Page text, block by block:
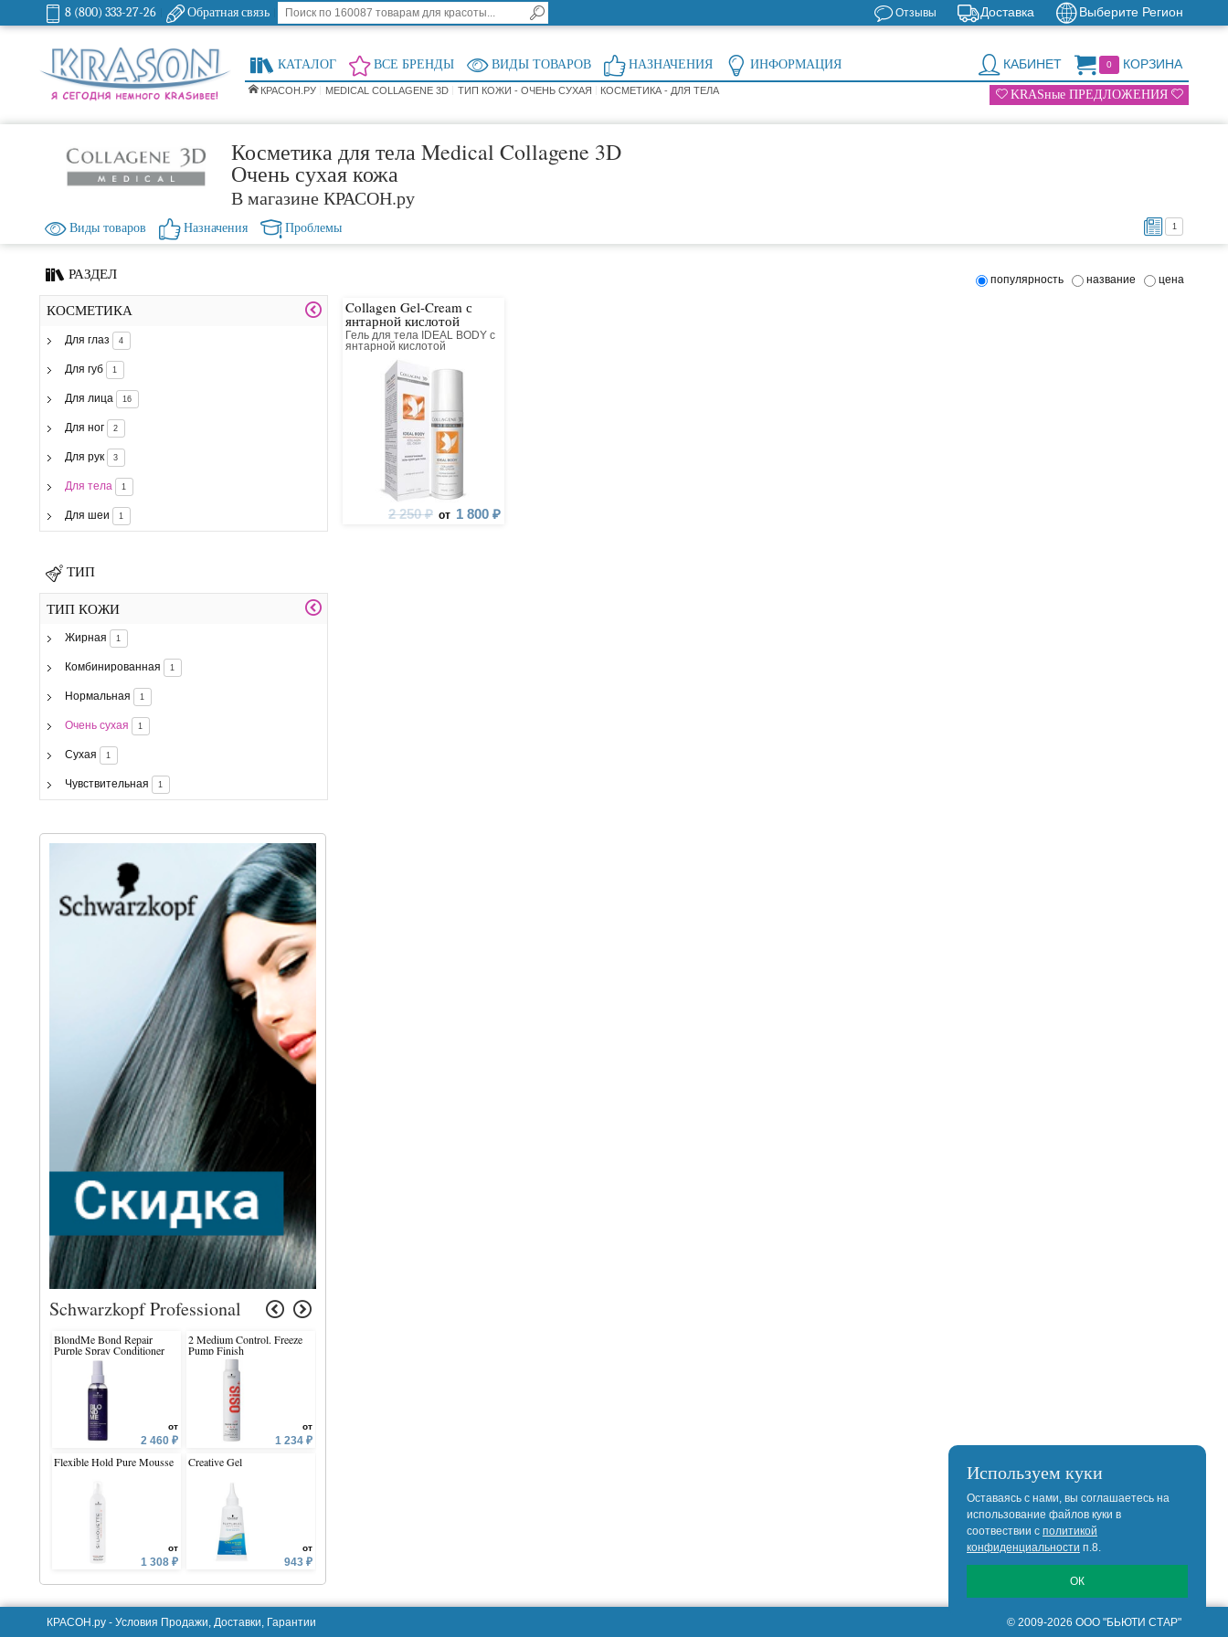
8 (800) 333-27-26 Обратная связь Выберите Регион
Доставка
Отзывы
0 КОРЗИНА
КАБИНЕТ
КАТАЛОГ ВСЕ БРЕНДЫ ВИДЫ ТОВАРОВ НАЗНАЧЕНИЯ ИНФОРМАЦИЯ
КРАСОН.РУ MEDICAL COLLAGENE 3D ТИП КОЖИ - ОЧЕНЬ СУХАЯ КОСМЕТИКА - ДЛЯ ТЕЛА KRASные ПРЕДЛОЖЕНИЯ
Косметика для тела Medical Collagene 3D
Очень сухая кожа
В магазине КРАСОН.ру
1
Виды товаров Назначения Проблемы
РАЗДЕЛ
КОСМЕТИКА
Для глаз 4
Для губ 1
Для лица 16
Для ног 2
Для рук 3
Для тела 1
Для шеи 1
ТИП
ТИП КОЖИ
Жирная 1
Комбинированная 1
Нормальная 1
Очень сухая 1
Сухая 1
Чувствительная 1
Schwarzkopf Professional
BlondMe Bond Repair
Purple Spray Conditioner
от
2 460 ₽
Flexible Hold Pure Mousse
от
1 308 ₽
2 Medium Control. Freeze
Pump Finish
от
1 234 ₽
Creative Gel
от
943 ₽
популярность название цена
Collagen Gel-Cream с
янтарной кислотой
Гель для тела IDEAL BODY с
янтарной кислотой
коллагеновый
2 250 ₽ от 1 800 ₽
Используем куки
Оставаясь с нами, вы соглашаетесь на
использование файлов куки в
соотвествии с политикой
конфиденциальности п.8.
ОК
КРАСОН.ру - Условия Продажи, Доставки, Гарантии © 2009-2026 ООО "БЬЮТИ СТАР"